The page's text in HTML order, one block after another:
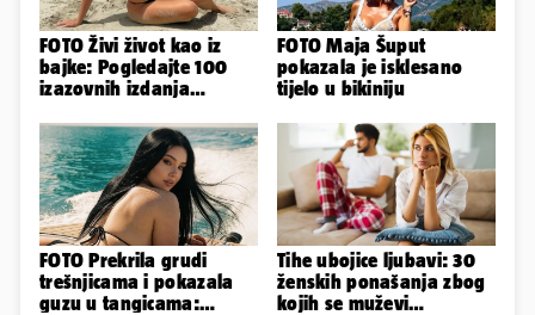
FOTO Živi život kao iz
bajke: Pogledajte 100
izazovnih izdanja
FOTO Maja Šuput
pokazala je isklesano
tijelo u bikiniju
FOTO Prekrila grudi
trešnjicama i pokazala
guzu u tangicama:
Tihe ubojice ljubavi: 30
ženskih ponašanja zbog
kojih se muževi